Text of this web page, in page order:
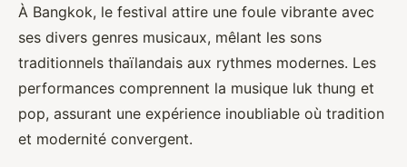
À Bangkok, le festival attire une foule vibrante avec
ses divers genres musicaux, mêlant les sons
traditionnels thaïlandais aux rythmes modernes. Les
performances comprennent la musique luk thung et
pop, assurant une expérience inoubliable où tradition
et modernité convergent.